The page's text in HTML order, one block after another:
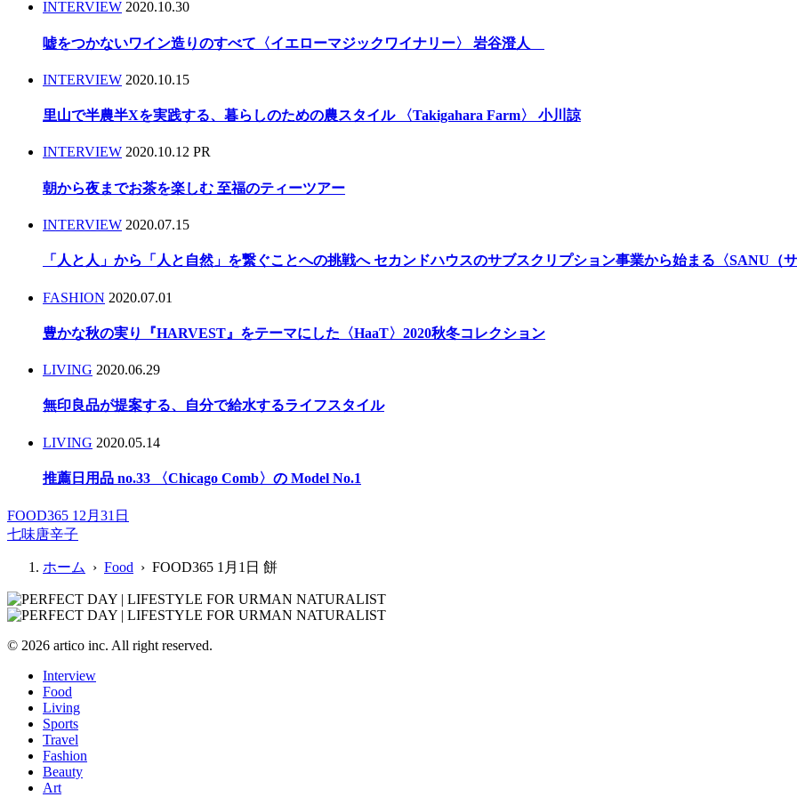
INTERVIEW 2020.10.30
嘘をつかないワイン造りのすべて〈イエローマジックワイナリー〉 岩谷澄人
INTERVIEW 2020.10.15
里山で半農半Xを実践する、暮らしのための農スタイル 〈Takigahara Farm〉 小川諒
INTERVIEW 2020.10.12 PR
朝から夜までお茶を楽しむ 至福のティーツアー
INTERVIEW 2020.07.15
「人と人」から「人と自然」を繋ぐことへの挑戦へ セカンドハウスのサブスクリプション事業から始まる〈SANU（
FASHION 2020.07.01
豊かな秋の実り『HARVEST』をテーマにした〈HaaT〉2020秋冬コレクション
LIVING 2020.06.29
無印良品が提案する、自分で給水するライフスタイル
LIVING 2020.05.14
推薦日用品 no.33 〈Chicago Comb〉の Model No.1
FOOD365 12月31日
七味唐辛子
ホーム › Food › FOOD365 1月1日 餅
© 2026 artico inc. All right reserved.
Interview
Food
Living
Sports
Travel
Fashion
Beauty
Art